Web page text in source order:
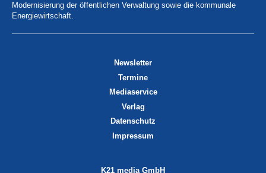
Modernisierung der öffentlichen Verwaltung sowie die kommunale
Energiewirtschaft.
Newsletter
Termine
Mediaservice
Verlag
Datenschutz
Impressum
K21 media GmbH